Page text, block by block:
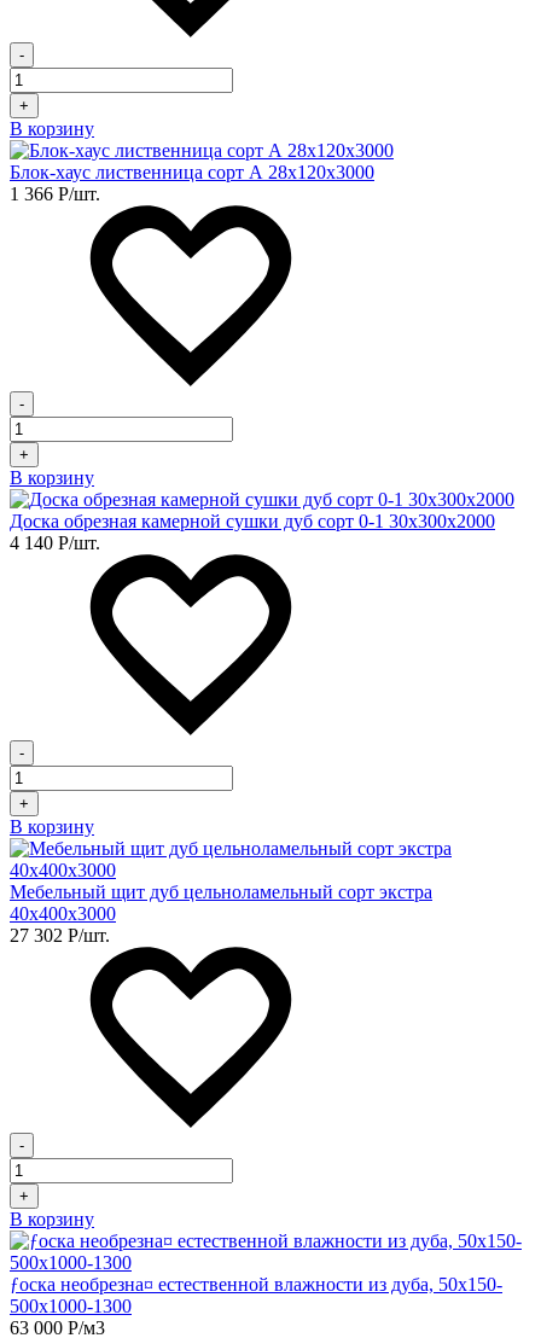
-
+
В корзину
Блок-хаус лиственница сорт А 28х120х3000
1 366 Р/шт.
-
+
В корзину
Доска обрезная камерной сушки дуб сорт 0-1 30х300х2000
4 140 Р/шт.
-
+
В корзину
Мебельный щит дуб цельноламельный сорт экстра
40х400х3000
27 302 Р/шт.
-
+
В корзину
ƒоска необрезна¤ естественной влажности из дуба, 50х150-
500х1000-1300
63 000 Р/м3